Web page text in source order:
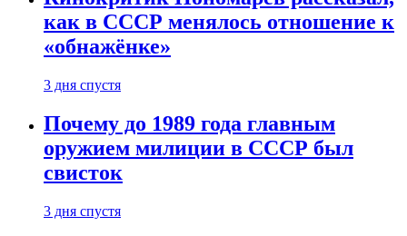
как в СССР менялось отношение к
«обнажёнке»
3 дня спустя
Почему до 1989 года главным
оружием милиции в СССР был
свисток
3 дня спустя